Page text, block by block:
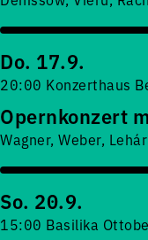
Do. 17.9.
20:00 Konzerthaus
Opernkonzert
Wagner, Weber, Lehár
So. 20.9.
15:00 Basilika